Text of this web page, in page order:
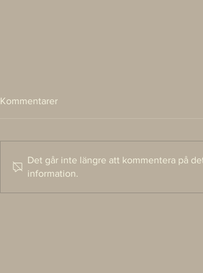
När omslaget leder till nya
Kommentarer
Det går inte längre att kommentera på
information.